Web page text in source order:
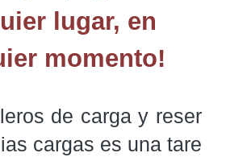
lugar, en
momento!
de carga y reser
cargas es una tare